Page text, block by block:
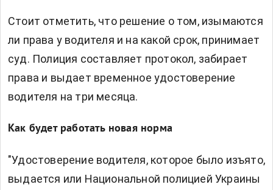
Стоит отметить, что решение о том, изымаются
ли права у водителя и на какой срок, принимает
суд. Полиция составляет протокол, забирает
права и выдает временное удостоверение
водителя на три месяца.
Как будет работать новая норма
"Удостоверение водителя, которое было изъято,
выдается или Национальной полицией Украины